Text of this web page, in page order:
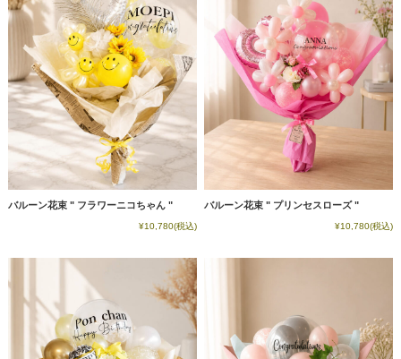
バルーン花束 " フラワーニコちゃん "
¥10,780(税込)
バルーン花束 " プリンセスローズ "
¥10,780(税込)